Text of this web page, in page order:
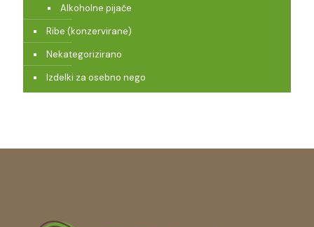
Alkoholne pijače
Ribe (konzervirane)
Nekategorizirano
Izdelki za osebno nego